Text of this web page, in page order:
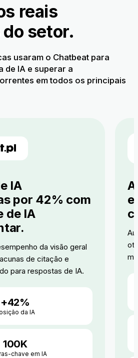
reais
setor.
usaram o Chatbeat para
de IA e superar a
em todos os principais
IA
por 42% com
de IA
da visão geral
de citação e
para respostas de IA.
+42%
da IA
100K
chave em IA